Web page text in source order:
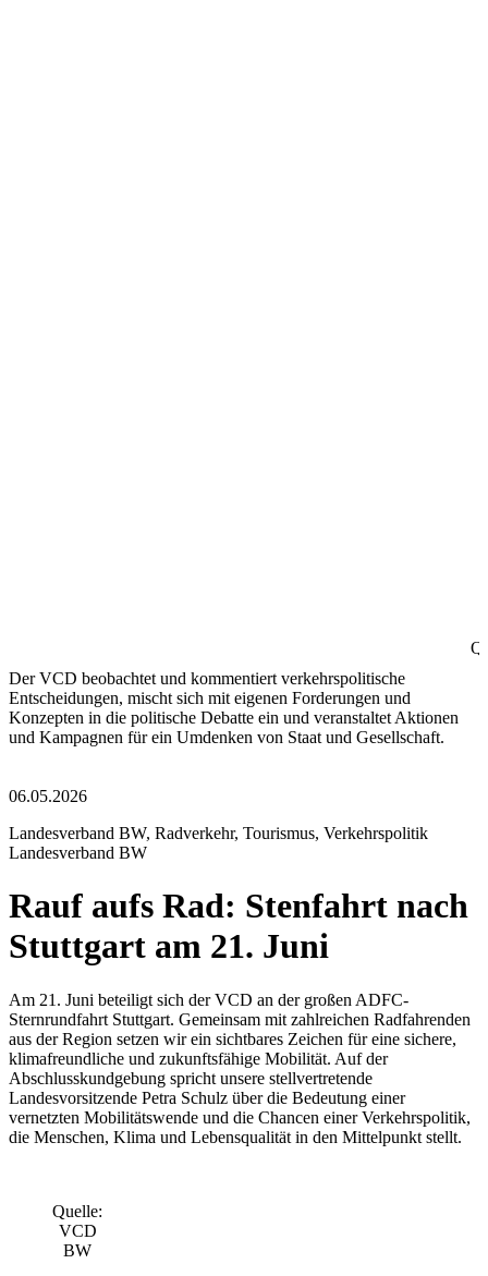
Der VCD beobachtet und kommentiert verkehrspolitische
Entscheidungen, mischt sich mit eigenen Forderungen und
Konzepten in die politische Debatte ein und veranstaltet Aktionen
und Kampagnen für ein Umdenken von Staat und Gesellschaft.
06.05.2026
Landesverband BW, Radverkehr, Tourismus, Verkehrspolitik
Landesverband BW
Rauf aufs Rad: Stenfahrt nach
Stuttgart am 21. Juni
Am 21. Juni beteiligt sich der VCD an der großen ADFC-
Sternrundfahrt Stuttgart. Gemeinsam mit zahlreichen Radfahrenden
aus der Region setzen wir ein sichtbares Zeichen für eine sichere,
klimafreundliche und zukunftsfähige Mobilität. Auf der
Abschlusskundgebung spricht unsere stellvertretende
Landesvorsitzende Petra Schulz über die Bedeutung einer
vernetzten Mobilitätswende und die Chancen einer Verkehrspolitik,
die Menschen, Klima und Lebensqualität in den Mittelpunkt stellt.
Quelle:
VCD
BW